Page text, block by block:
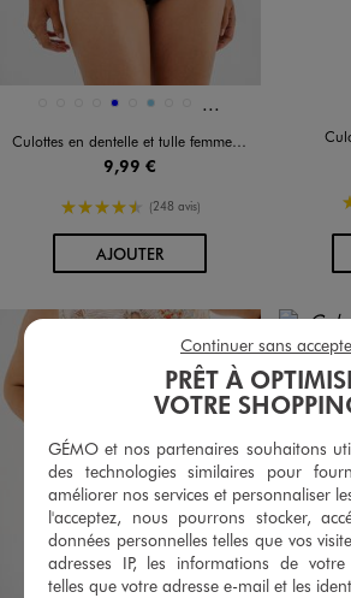
Disponible en 42 coloris
BLANC VIF
BLEU BLEU CHINE
BLEU CIEL
Culottes en dentelle et tulle femme (lot de 2)
9,99 €
4.5/5 de moyenne
(248 avis)
AJOUTERAU PANIER
PRÊT À
VOTRE
GÉMO et nos partenaires souhaitons
des technologies similaires pour
améliorer nos services et personnaliser
l'acceptez, nous pourrons stocker,
données personnelles telles que vos
adresses IP, les informations de
telles que votre adresse e-mail et les
Continuer sans